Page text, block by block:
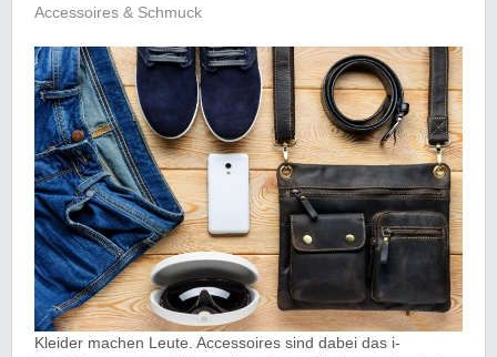
Accessoires & Schmuck
Kleider machen Leute. Accessoires sind dabei das i-